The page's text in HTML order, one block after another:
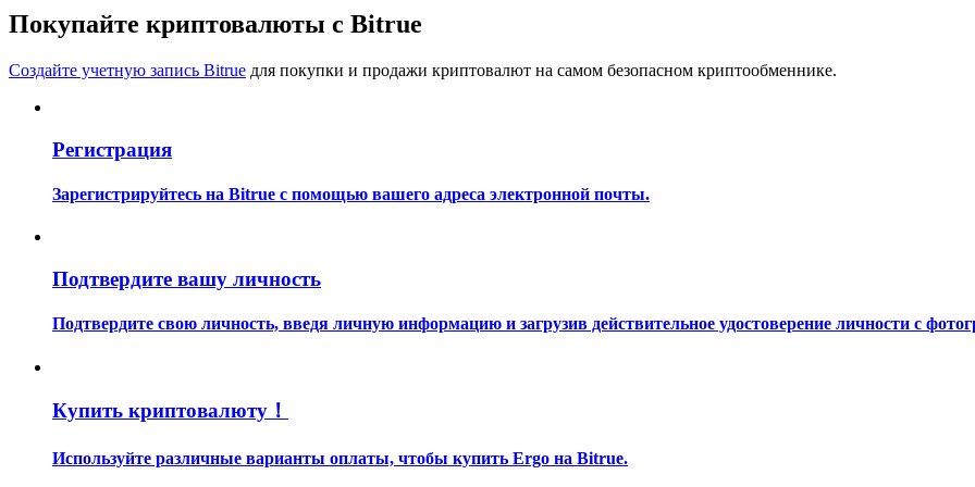
Станьте копи-трейдером
Информация
Покупайте криптовалюты с Bitrue
Создайте учетную запись Bitrue для покупки и продажи криптовалют на самом безопасном криптообменнике.
Регистрация
Зарегистрируйтесь на Bitrue с помощью вашего адреса электронной почты.
Подтвердите вашу личность
Подтвердите свою личность, введя личную информацию и загрузив действительное удостоверение личности с
Купить криптовалюту！
Используйте различные варианты оплаты, чтобы купить Ergo на Bitrue.